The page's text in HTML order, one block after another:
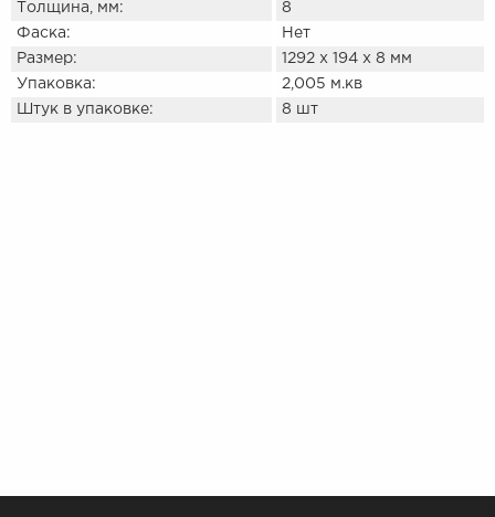
Толщина, мм:
8
Фаска:
Нет
Размер:
1292 х 194 х 8 мм
Упаковка:
2,005 м.кв
Штук в упаковке:
8 шт